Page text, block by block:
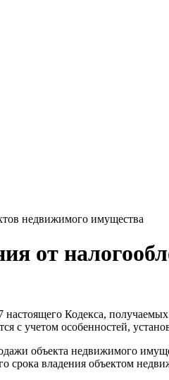
недвижимого имущества
от
настоящего Кодекса,
с учетом особенностей,
объекта недвижимого
срока владения объектом